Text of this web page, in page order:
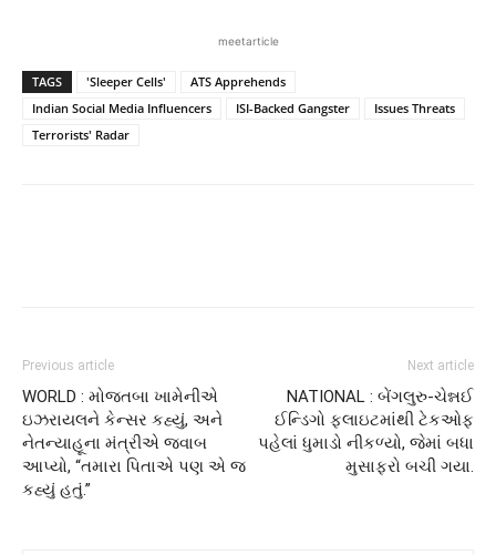
meetarticle
TAGS 'Sleeper Cells'
ATS Apprehends
Indian Social Media Influencers
ISI-Backed Gangster
Issues Threats
Terrorists' Radar
Previous article
WORLD : મોજતબા ખામેનીએ
ઇઝરાયલને કેન્સર કહ્યું, અને
નેતન્યાહૂના મંત્રીએ જવાબ
આપ્યો, “તમારા પિતાએ પણ એ જ
કહ્યું હતું.”
Next article
NATIONAL : બેંગલુરુ-ચેન્નઈ
ઈન્ડિગો ફ્લાઇટમાંથી ટેકઓફ
પહેલાં ધુમાડો નીકળ્યો, જેમાં બધા
મુસાફરો બચી ગયા.